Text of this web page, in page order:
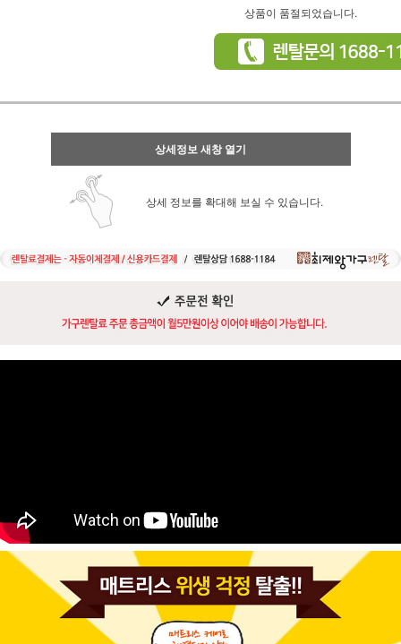
상품이 품절되었습니다.
상세정보 새창 열기
상세 정보를 확대해 보실 수 있습니다.